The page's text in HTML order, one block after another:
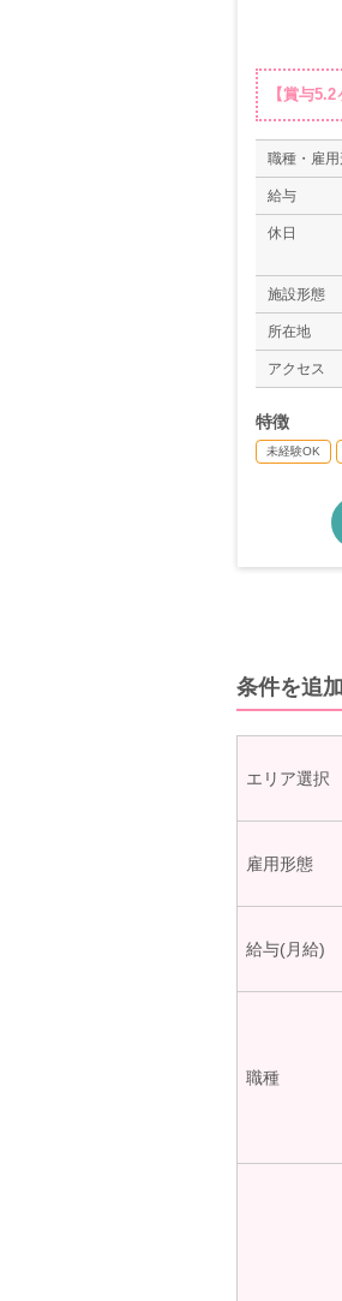
【賞与
職種・雇
給与
休日
施設形態
所在地
アクセス
特徴
未経験OK
条件を追
エリア選択
雇用形態
給与(月給)
職種